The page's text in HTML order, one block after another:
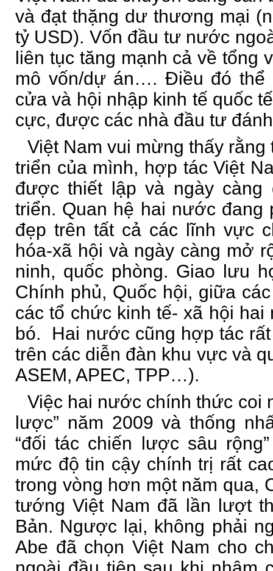
và đạt thặng dư thương mại
tỷ USD). Vốn đầu tư nước
liên tục tăng mạnh cả về tổng
mô vốn/dự án…. Điều đó thể
cửa và hội nhập kinh tế quốc
cực, được các nhà đầu tư
Việt Nam vui mừng thấy
triển của mình, hợp tác Việt
được thiết lập và ngày càng
triển. Quan hệ hai nước đang
đẹp trên tất cả các lĩnh vực
hóa-xã hội và ngày càng mở
ninh, quốc phòng. Giao lưu
Chính phủ, Quốc hội, giữa
các tổ chức kinh tế- xã hội
bó. Hai nước cũng hợp tác
trên các diễn đàn khu vực và
ASEM, APEC, TPP…).
Việc hai nước chính thức coi
lược” năm 2009 và thống
“đối tác chiến lược sâu
mức độ tin cậy chính trị rất
trong vòng hơn một năm qua,
tướng Việt Nam đã lần lượt
Bản. Ngược lại, không phải
Abe đã chọn Việt Nam cho